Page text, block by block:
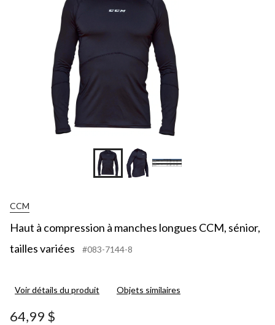
CCM
Haut à compression à manches longues CCM, sénior,
tailles variées
#083-7144-8
Voir détails du produit Objets similaires
64,99 $